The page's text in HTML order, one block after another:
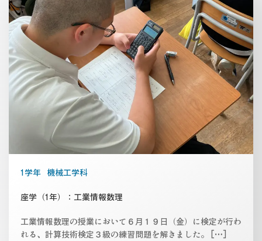
1学年 機械工学科
座学（1年）：工業情報数理
工業情報数理の授業において６月１９日（金）に検定が行わ
れる、計算技術検定３級の練習問題を解きました。 […]